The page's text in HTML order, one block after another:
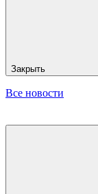
Закрыть
Все новости